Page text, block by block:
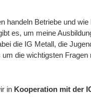
handeln Betriebe und
es, um meine
die IG Metall, die
die wichtigsten
in Kooperation mit der